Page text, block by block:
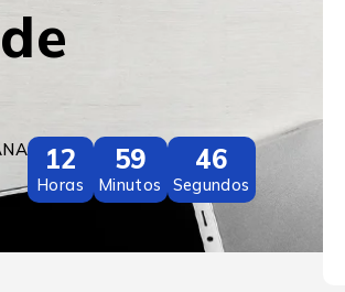
12
Horas
59
Minutos
45
Segundos